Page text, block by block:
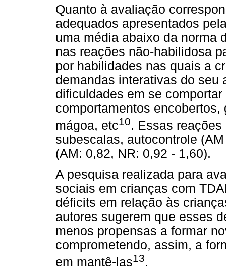
Quanto à avaliação
adequados apresentados
uma média abaixo da norma
nas reações não-habilidosa
por habilidades nas quais a
demandas interativas do seu
dificuldades em se
comportamentos
mágoa, etc10. Essas
subescalas, autocontrole
(AM: 0,82, NR: 0,92 - 1,60).
A pesquisa realizada para
sociais em crianças com
déficits em relação às
autores sugerem que esses
menos propensas a formar
comprometendo, assim, a
em mantê-las13.